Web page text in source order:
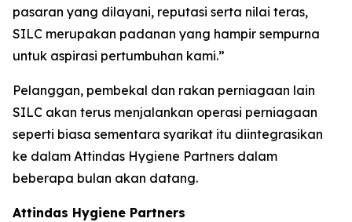
pasaran yang dilayani, reputasi serta nilai teras,
SILC merupakan padanan yang hampir sempurna
untuk aspirasi pertumbuhan kami.”
Pelanggan, pembekal dan rakan perniagaan lain
SILC akan terus menjalankan operasi perniagaan
seperti biasa sementara syarikat itu diintegrasikan
ke dalam Attindas Hygiene Partners dalam
beberapa bulan akan datang.
Attindas Hygiene Partners